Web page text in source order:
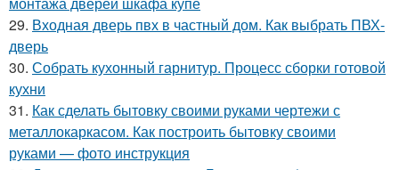
29. Входная дверь пвх в частный дом. Как выбрать ПВХ-
дверь
30. Собрать кухонный гарнитур. Процесс сборки готовой
кухни
31. Как сделать бытовку своими руками чертежи с
металлокаркасом. Как построить бытовку своими
руками — фото инструкция